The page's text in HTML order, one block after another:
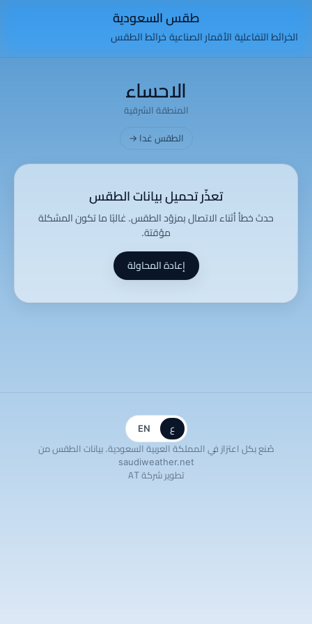
طقس السعودية
الخرائط التفاعليةالأقمار الصناعيةخرائط الطقس
الاحساء
المنطقة الشرقية
الطقس غدا →
تعذّر تحميل بيانات الطقس
حدث خطأ أثناء الاتصال بمزوّد الطقس. غالبًا ما تكون المشكلة
مؤقتة.
إعادة المحاولة
ع EN
صُنع بكل اعتزاز في المملكة العربية السعودية. بيانات الطقس من
saudiweather.net
تطوير شركة AT